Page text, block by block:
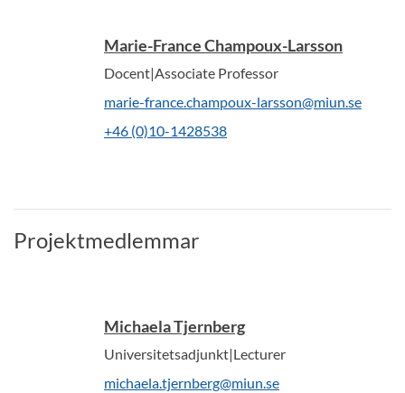
Marie-France Champoux-Larsson
Docent|Associate Professor
marie-france.champoux-larsson@miun.se
+46 (0)10-1428538
Projektmedlemmar
Michaela Tjernberg
Universitetsadjunkt|Lecturer
michaela.tjernberg@miun.se